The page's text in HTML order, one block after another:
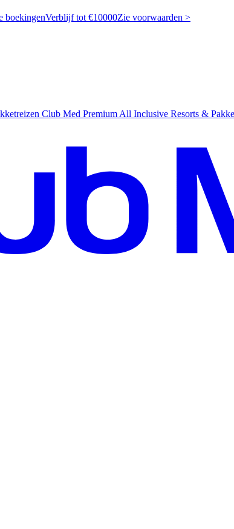
boekingenVerblijf tot €10000Zie voorwaarden >
Club Med Premium All Inclusive Resorts &